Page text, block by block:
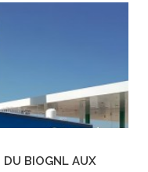
DU BIOGNL AUX